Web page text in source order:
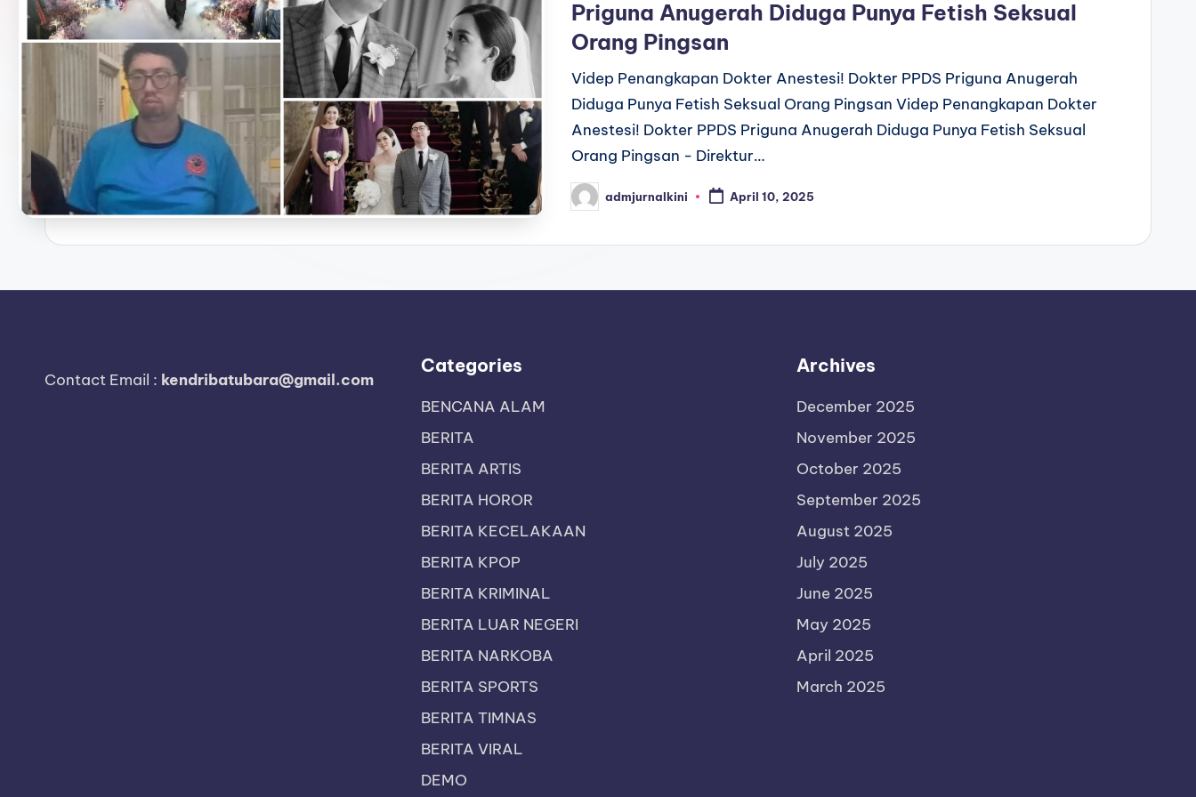
r
t
T
e
n
Priguna Anugerah Diduga Punya Fetish Seksual
Orang Pingsan
Videp Penangkapan Dokter Anestesi! Dokter PPDS Priguna Anugerah
Diduga Punya Fetish Seksual Orang Pingsan Videp Penangkapan Dokter
Anestesi! Dokter PPDS Priguna Anugerah Diduga Punya Fetish Seksual
Orang Pingsan - Direktur…
Posted
by
admjurnalkini April 10, 2025
Contact Email : kendribatubara@gmail.com
Categories
BENCANA ALAM
BERITA
BERITA ARTIS
BERITA HOROR
BERITA KECELAKAAN
BERITA KPOP
BERITA KRIMINAL
BERITA LUAR NEGERI
BERITA NARKOBA
BERITA SPORTS
BERITA TIMNAS
BERITA VIRAL
DEMO
Archives
December 2025
November 2025
October 2025
September 2025
August 2025
July 2025
June 2025
May 2025
April 2025
March 2025